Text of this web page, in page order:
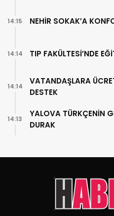
NEHİR SOKAK’A
14:15
TIP FAKÜLTESİ’NDE
14:14
VATANDAŞLARA
DESTEK
14:14
YALOVA TÜRKÇENİN
DURAK
14:13